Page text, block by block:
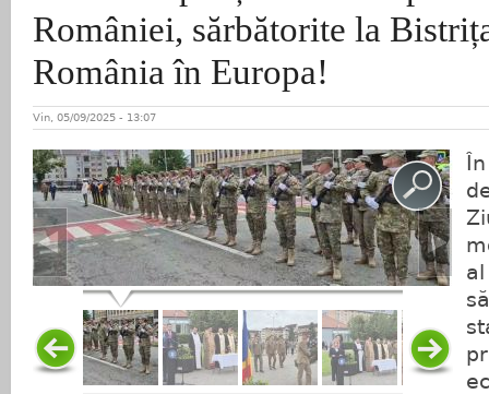
României, sărbătorite la
România în Europa!
Vin, 05/09/2025 - 13:07